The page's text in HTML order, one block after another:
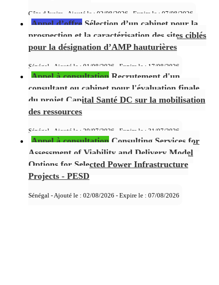
Côte d Ivoire - Ajouté le : 02/08/2026 - Expire le : 07/08/2026
Appel d’offre Sélection d’un cabinet pour la
prospection et la caractérisation des sites ciblés
pour la désignation d’AMP hauturières
Sénégal - Ajouté le : 01/08/2026 - Expire le : 17/08/2026
Appel à consultation Recrutement d'un
consultant ou cabinet pour l'évaluation finale
du projet Capital Santé DC sur la mobilisation
des ressources
Sénégal - Ajouté le : 20/07/2026 - Expire le : 31/07/2026
Appel à consultation Consulting Services for
Assessment of Viability and Delivery Model
Options for Selected Power Infrastructure
Projects - PESD
Sénégal - Ajouté le : 02/08/2026 - Expire le : 07/08/2026